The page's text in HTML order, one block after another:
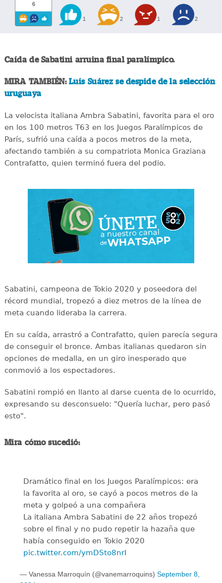
6
1 2 1 2
Caída de Sabatini arruina final paralímpico.
MIRA TAMBIÉN:Luis Suárez se despide de la selección
uruguaya
La velocista italiana Ambra Sabatini, favorita para el oro
en los 100 metros T63 en los Juegos Paralímpicos de
París, sufrió una caída a pocos metros de la meta,
afectando también a su compatriota Monica Graziana
Contrafatto, quien terminó fuera del podio.
Sabatini, campeona de Tokio 2020 y poseedora del
récord mundial, tropezó a diez metros de la línea de
meta cuando lideraba la carrera.
En su caída, arrastró a Contrafatto, quien parecía segura
de conseguir el bronce. Ambas italianas quedaron sin
opciones de medalla, en un giro inesperado que
conmovió a los espectadores.
Sabatini rompió en llanto al darse cuenta de lo ocurrido,
expresando su desconsuelo: "Quería luchar, pero pasó
esto".
Mira cómo sucedió:
Dramático final en los Juegos Paralímpicos: era
la favorita al oro, se cayó a pocos metros de la
meta y golpeó a una compañera
La italiana Ambra Sabatini de 22 años tropezó
sobre el final y no pudo repetir la hazaña que
había conseguido en Tokio 2020
pic.twitter.com/ymDSto8nrI
— Vanessa Marroquín (@vanemarroquins) September 8,